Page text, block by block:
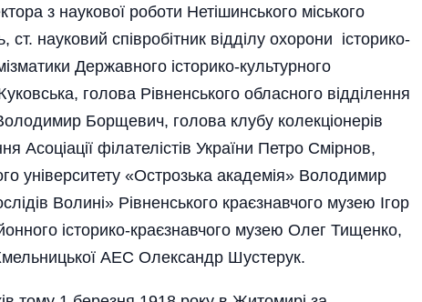
з наукової роботи Нетішинського міського
науковий співробітник відділу охорони історико-
Державного історико-культурного
голова Рівненського обласного відділення
Борщевич, голова клубу колекціонерів
Асоціації філателістів України Петро Смірнов,
університету «Острозька академія» Володимир
Волині» Рівненського краєзнавчого музею Ігор
історико-краєзнавчого музею Олег Тищенко,
АЕС Олександр Шустерук.